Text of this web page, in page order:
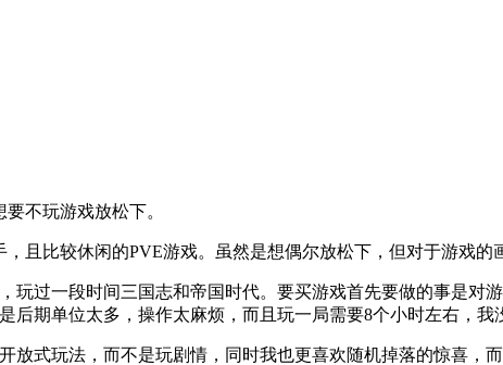
不玩游戏放松下。
且比较休闲的PVE游戏。虽然是想偶尔放松下，但对于游戏
玩过一段时间三国志和帝国时代。要买游戏首先要做的事是对
后期单位太多，操作太麻烦，而且玩一局需要8个小时左右，我
放式玩法，而不是玩剧情，同时我也更喜欢随机掉落的惊喜，